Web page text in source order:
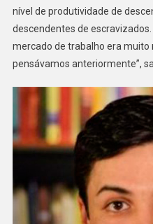
nível de produtividade de
descendentes de
mercado de trabalho era muito
pensávamos anteriormente”,